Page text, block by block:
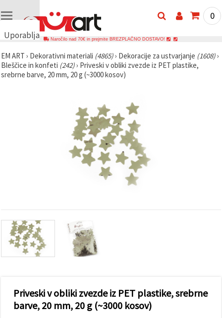
Uporabljamo
🍪
Uporabljamo
piškotke in
prikazujemo
vsebine in
oglase, tudi
s pomočjo
naših
partnerjev
»Sprejmi
vse!« se
lahko
0
Naročilo nad 70€ in prejmite BREZPLAČNO DOSTAVO!
EM ART › Dekorativni materiali (4865)› Dekoracije za ustvarjanje (1608)›
Bleščice in konfeti (242)› Priveski v obliki zvezde iz PET plastike,
srebrne barve, 20 mm, 20 g (~3000 kosov)
Priveski v obliki zvezde iz PET plastike, srebrne
barve, 20 mm, 20 g (~3000 kosov)